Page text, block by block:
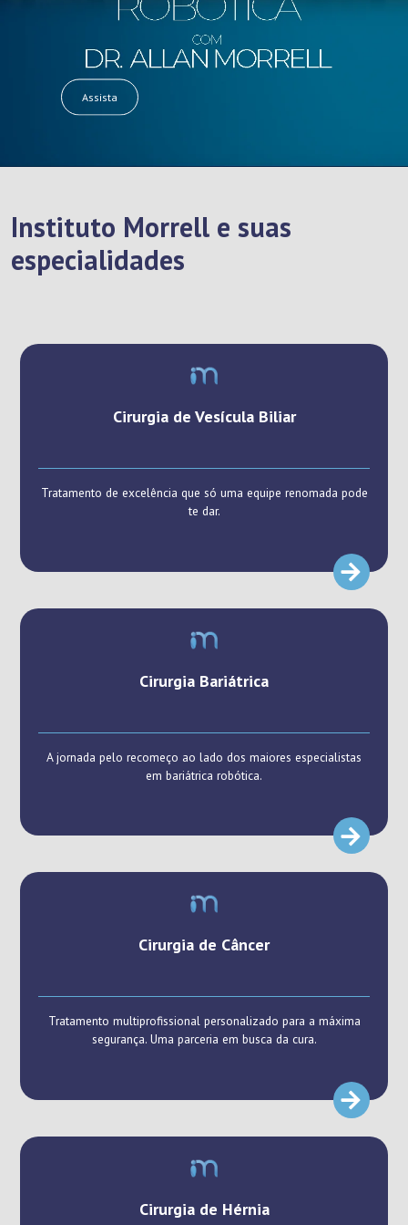
Assista
Instituto Morrell e suas
especialidades
Cirurgia de Vesícula Biliar
Tratamento de excelência que só uma equipe renomada pode
te dar.
Cirurgia Bariátrica
A jornada pelo recomeço ao lado dos maiores especialistas
em bariátrica robótica.
Cirurgia de Câncer
Tratamento multiprofissional personalizado para a máxima
segurança. Uma parceria em busca da cura.
Cirurgia de Hérnia